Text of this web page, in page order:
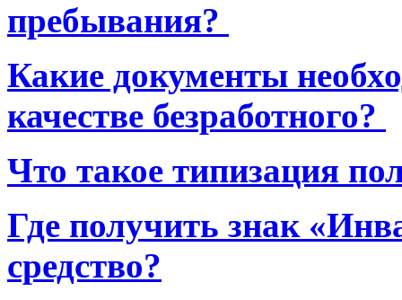
пребывания?
Какие документы
качестве безработного?
Что такое типизация
Где получить знак
средство?